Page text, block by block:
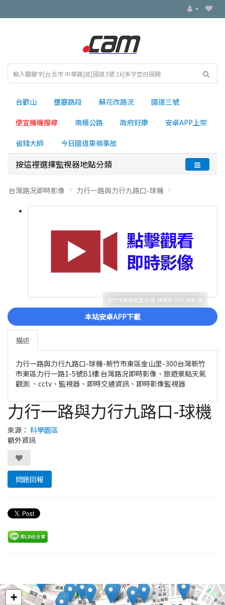
合歡山 壅塞路段 蘇花改路況 國道三號
便宜機機搜尋 南横公路 政府好康 安卓APP上架
省錢大師 今日國道車禍事故
按這裡選擇監視器地點分類
台灣路況即時影像 力行一路與力行九路口-球機
新竹市東區氣溫:31度.降雨率:20%.天氣:陰
本站安卓APP下載
描述
力行一路與力行九路口-球機-新竹市東區金山里-300台灣新竹
市東區力行一路1-5號B1樓:台灣路況即時影像、旅遊景點天氣
觀測 、cctv、監視器、即時交通資訊、即時影像監視器
力行一路與力行九路口-球機
來源： 科學園區
額外資訊
問題回報
+